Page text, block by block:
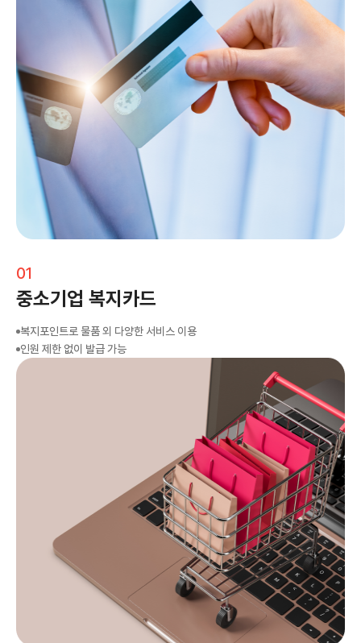
01
중소기업 복지카드
복지포인트로 물품 외 다양한 서비스 이용
인원 제한 없이 발급 가능